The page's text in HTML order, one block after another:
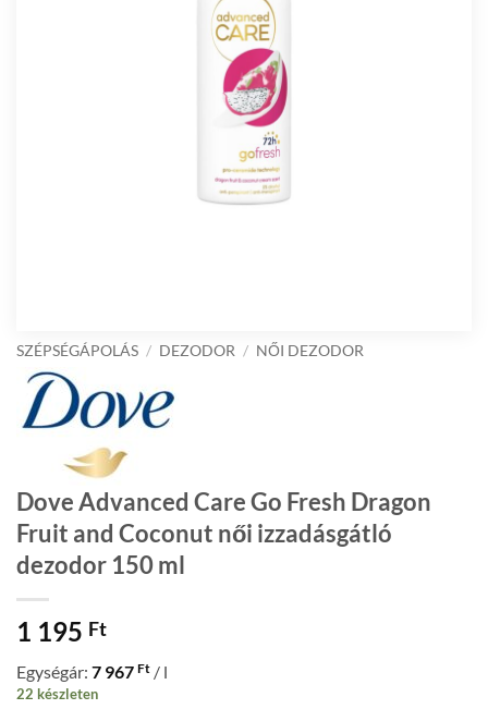
SZÉPSÉGÁPOLÁS / DEZODOR / NŐI DEZODOR
Dove Advanced Care Go Fresh Dragon
Fruit and Coconut női izzadásgátló
dezodor 150 ml
1 195 Ft
Egységár: 7 967 Ft / l
22 készleten